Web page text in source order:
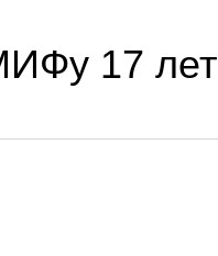
17 лет